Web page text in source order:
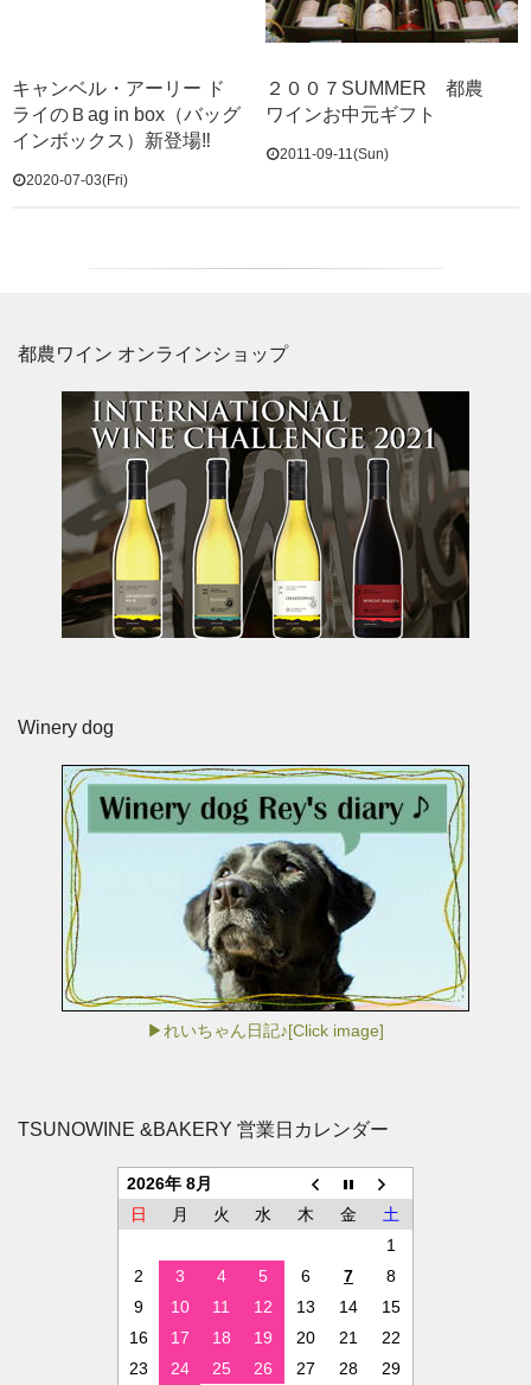
キャンベル・アーリー ド
ライのＢag in box（バッグ
インボックス）新登場‼
2020-07-03(Fri)
２００７SUMMER 都農
ワインお中元ギフト
2011-09-11(Sun)
都農ワイン オンラインショップ
Winery dog
▶れいちゃん日記♪[Click image]
TSUNOWINE &BAKERY 営業日カレンダー
2026年 8月
日
月 火 水 木 金
土
1
2
3 4 5 6 7
8
9
10 11 12 13 14
15
16
17 18 19 20 21
22
23
24 25 26 27 28 29